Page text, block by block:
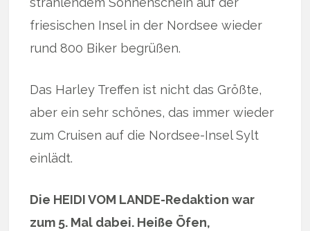
friesischen Insel in der Nordsee wieder
rund 800 Biker begrüßen.
Das Harley Treffen ist nicht das Größte,
aber ein sehr schönes, das immer wieder
zum Cruisen auf die Nordsee-Insel Sylt
einlädt.
Die HEIDI VOM LANDE-Redaktion war
zum 5. Mal dabei. Heiße Öfen,